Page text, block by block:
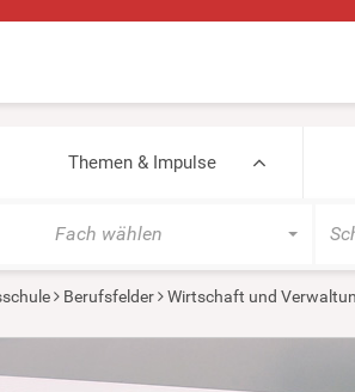
Themen & Impulse
Fach wählen
Berufsfelder Wirtschaft und